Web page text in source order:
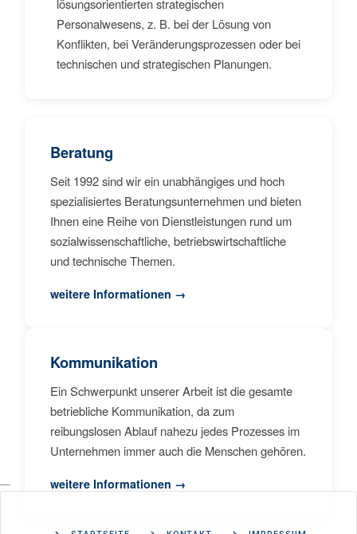
lösungsorientierten strategischen
Personalwesens, z. B. bei der Lösung von
Konflikten, bei Veränderungsprozessen oder bei
technischen und strategischen Planungen.
Beratung
Seit 1992 sind wir ein unabhängiges und hoch
spezialisiertes Beratungsunternehmen und bieten
Ihnen eine Reihe von Dienstleistungen rund um
sozialwissenschaftliche, betriebswirtschaftliche
und technische Themen.
weitere Informationen →
Kommunikation
Ein Schwerpunkt unserer Arbeit ist die gesamte
betriebliche Kommunikation, da zum
reibungslosen Ablauf nahezu jedes Prozesses im
Unternehmen immer auch die Menschen gehören.
weitere Informationen →